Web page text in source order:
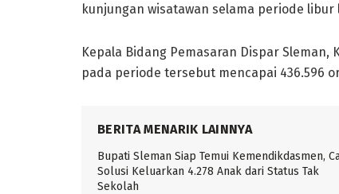
kunjungan wisatawan selama periode libur
Kepala Bidang Pemasaran Dispar
pada periode tersebut mencapai 436.596
BERITA MENARIK LAINNYA
Bupati Sleman Siap Temui Kemendikdasmen,
Solusi Keluarkan 4.278 Anak dari Status Tak
Sekolah